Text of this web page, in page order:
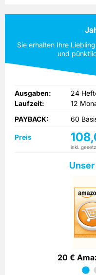
Sie erhalten Ihre
und
Ausgaben:
24
Laufzeit:
12
PAYBACK:
60
Preis
inkl.
20 €